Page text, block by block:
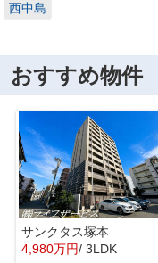
西中島
おすすめ物件
サンクタス塚本
4,980万円/ 3LDK